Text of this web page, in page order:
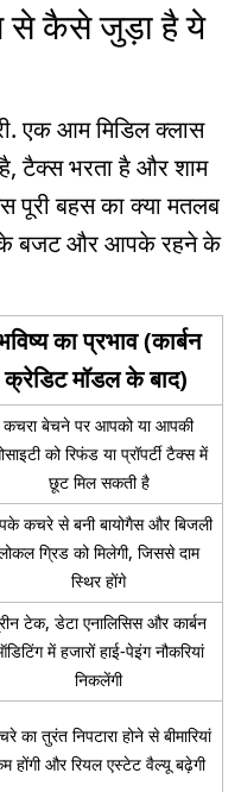
से कैसे जुड़ा है ये
एक आम मिडिल क्लास
टैक्स भरता है और शाम
पूरी बहस का क्या मतलब
के बजट और आपके रहने के
का प्रभाव (कार्बन
क्रेडिट मॉडल के बाद)
कचरा बेचने पर आपको या आपकी
को रिफंड या प्रॉपर्टी टैक्स में
छूट मिल सकती है
कचरे से बनी बायोगैस और बिजली
ग्रिड को मिलेगी, जिससे दाम
स्थिर होंगे
टेक, डेटा एनालिसिस और कार्बन
में हजारों हाई-पेइंग नौकरियां
निकलेंगी
का तुरंत निपटारा होने से बीमारियां
होंगी और रियल एस्टेट वैल्यू बढ़ेगी